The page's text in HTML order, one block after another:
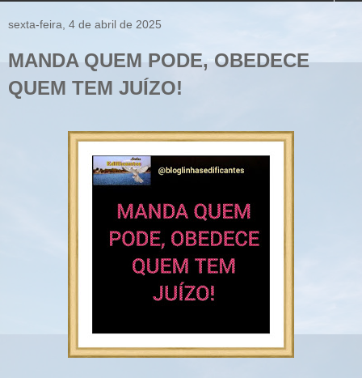
sexta-feira, 4 de abril de 2025
MANDA QUEM PODE, OBEDECE
QUEM TEM JUÍZO!